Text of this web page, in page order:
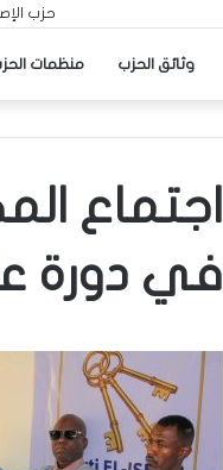
وثائق الحزب منظمات
اجتماع
في دورة